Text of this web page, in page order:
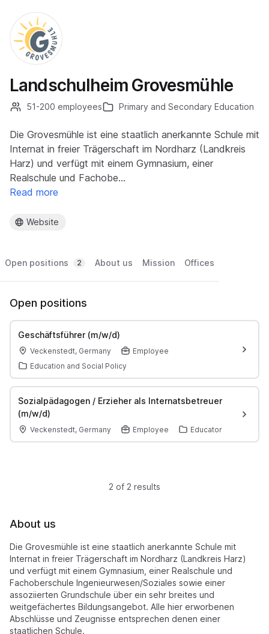
Landschulheim Grovesmühle
51-200 employees Primary and Secondary Education
Die Grovesmühle ist eine staatlich anerkannte Schule mit
Internat in freier Trägerschaft im Nordharz (Landkreis
Harz) und verfügt mit einem Gymnasium, einer
Realschule und Fachobe…
Read more
Website
Open positions 2 About us Mission Offices
Open positions
Geschäftsführer (m/w/d)
Veckenstedt, Germany
Employee
Education and Social Policy
Sozialpädagogen / Erzieher als Internatsbetreuer
(m/w/d)
Veckenstedt, Germany Employee Educator
2 of 2 results
About us
Die Grovesmühle ist eine staatlich anerkannte Schule mit
Internat in freier Trägerschaft im Nordharz (Landkreis Harz)
und verfügt mit einem Gymnasium, einer Realschule und
Fachoberschule Ingenieurwesen/Soziales sowie einer
assoziierten Grundschule über ein sehr breites und
weitgefächertes Bildungsangebot. Alle hier erworbenen
Abschlüsse und Zeugnisse entsprechen denen einer
staatlichen Schule.